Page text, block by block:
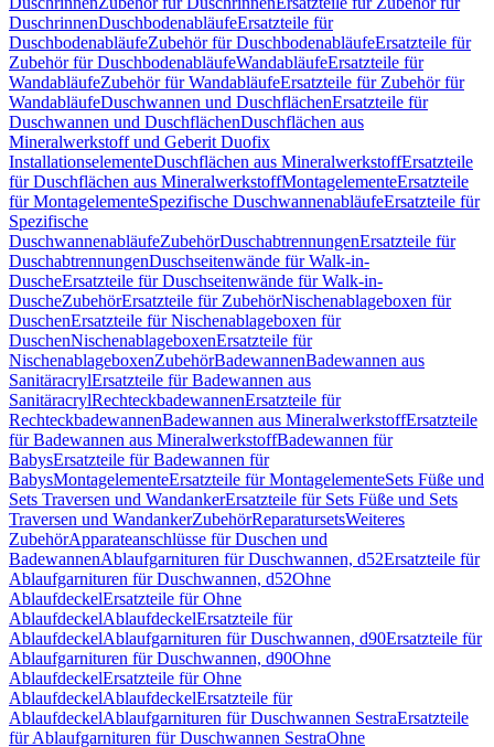
DuschrinnenDuschbodenabläufeErsatzteile für
DuschbodenabläufeZubehör für DuschbodenabläufeErsatzteile für
Zubehör für DuschbodenabläufeWandabläufeErsatzteile für
WandabläufeZubehör für WandabläufeErsatzteile für Zubehör für
WandabläufeDuschwannen und DuschflächenErsatzteile für
Duschwannen und DuschflächenDuschflächen aus
Mineralwerkstoff und Geberit Duofix
InstallationselementeDuschflächen aus MineralwerkstoffErsatzteile
für Duschflächen aus MineralwerkstoffMontagelementeErsatzteile
für MontagelementeSpezifische DuschwannenabläufeErsatzteile für
Spezifische
DuschwannenabläufeZubehörDuschabtrennungenErsatzteile für
DuschabtrennungenDuschseitenwände für Walk-in-
DuscheErsatzteile für Duschseitenwände für Walk-in-
DuscheZubehörErsatzteile für ZubehörNischenablageboxen für
DuschenErsatzteile für Nischenablageboxen für
DuschenNischenablageboxenErsatzteile für
NischenablageboxenZubehörBadewannenBadewannen aus
SanitäracrylErsatzteile für Badewannen aus
SanitäracrylRechteckbadewannenErsatzteile für
RechteckbadewannenBadewannen aus MineralwerkstoffErsatzteile
für Badewannen aus MineralwerkstoffBadewannen für
BabysErsatzteile für Badewannen für
BabysMontagelementeErsatzteile für MontagelementeSets Füße und
Sets Traversen und WandankerErsatzteile für Sets Füße und Sets
Traversen und WandankerZubehörReparatursetsWeiteres
ZubehörApparateanschlüsse für Duschen und
BadewannenAblaufgarnituren für Duschwannen, d52Ersatzteile für
Ablaufgarnituren für Duschwannen, d52Ohne
AblaufdeckelErsatzteile für Ohne
AblaufdeckelAblaufdeckelErsatzteile für
AblaufdeckelAblaufgarnituren für Duschwannen, d90Ersatzteile für
Ablaufgarnituren für Duschwannen, d90Ohne
AblaufdeckelErsatzteile für Ohne
AblaufdeckelAblaufdeckelErsatzteile für
AblaufdeckelAblaufgarnituren für Duschwannen SestraErsatzteile
für Ablaufgarnituren für Duschwannen SestraOhne